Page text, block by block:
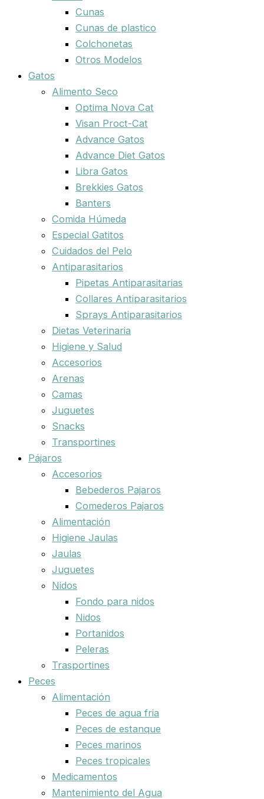
Cunas
Cunas de plastico
Colchonetas
Otros Modelos
Gatos
Alimento Seco
Optima Nova Cat
Visan Proct-Cat
Advance Gatos
Advance Diet Gatos
Libra Gatos
Brekkies Gatos
Banters
Comida Húmeda
Especial Gatitos
Cuidados del Pelo
Antiparasitarios
Pipetas Antiparasitarias
Collares Antiparasitarios
Sprays Antiparasitarios
Dietas Veterinaria
Higiene y Salud
Accesorios
Arenas
Camas
Juguetes
Snacks
Transportines
Pájaros
Accesorios
Bebederos Pajaros
Comederos Pajaros
Alimentación
Higiene Jaulas
Jaulas
Juguetes
Nidos
Fondo para nidos
Nidos
Portanidos
Peleras
Trasportines
Peces
Alimentación
Peces de agua fria
Peces de estanque
Peces marinos
Peces tropicales
Medicamentos
Mantenimiento del Agua